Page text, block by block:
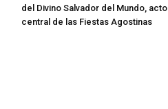
del Divino Salvador del Mundo, acto
central de las Fiestas Agostinas